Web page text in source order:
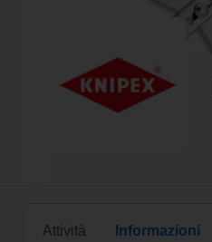
Attività Informazioni